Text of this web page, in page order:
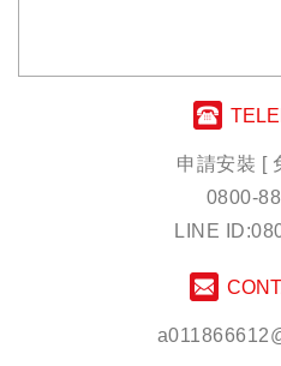
申請安裝 [
0800-
LINE